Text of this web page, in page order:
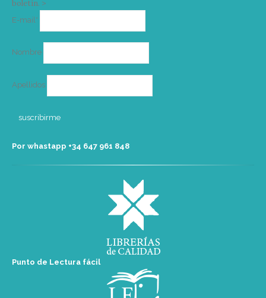
boletín. >
E-mail*
Nombre
Apellidos
Por whastapp +34 ‭647 961 848‬
Punto de Lectura fácil